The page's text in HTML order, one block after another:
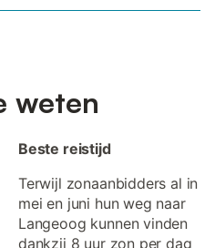
weten
Beste reistijd
Terwijl zonaanbidders al in
mei en juni hun weg naar
Langeoog kunnen vinden
dankzij 8 uur zon per dag